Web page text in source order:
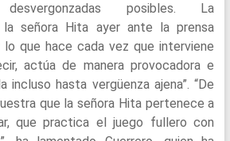
posibles. La
la señora Hita ayer ante la prensa
que hace cada vez que interviene
actúa de manera provocadora e
incluso hasta vergüenza ajena”. “De
que la señora Hita pertenece a
que practica el juego fullero con